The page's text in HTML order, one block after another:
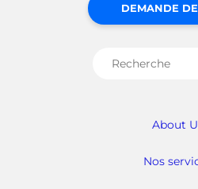
About
Nos
DEMANDE
Rechercher :